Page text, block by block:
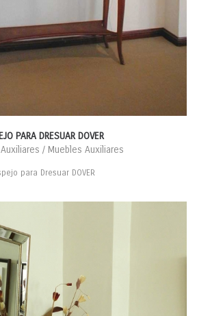
PARA DRESUAR DOVER
/ Muebles Auxiliares
para Dresuar DOVER